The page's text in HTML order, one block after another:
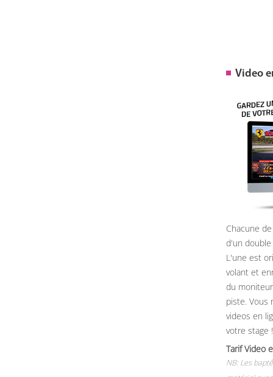
Video
Chacune
d'un
L'une est
volant et
du
piste. Vous
videos en
votre stage !
Tarif Video
NB: Les